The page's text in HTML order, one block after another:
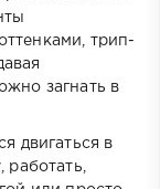
трип-
загнать в
двигаться в
работать,